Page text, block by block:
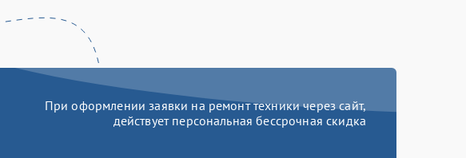
При оформлении заявки на ремонт техники через сайт,
действует персональная бессрочная скидка